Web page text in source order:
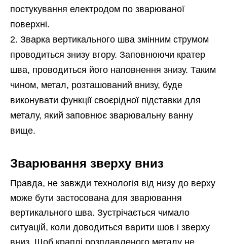
постукування електродом по зварюваної
поверхні.
Зварка вертикального шва змінним струмом
проводиться знизу вгору. Заповнюючи кратер
шва, проводиться його наповнення знизу. Таким
чином, метал, розташований внизу, буде
виконувати функції своєрідної підставки для
металу, який заповнює зварювальну ванну
вище.
Зварювання зверху вниз
Правда, не завжди технологія від низу до верху
може бути застосована для зварювання
вертикального шва. Зустрічається чимало
ситуацій, коли доводиться варити шов і зверху